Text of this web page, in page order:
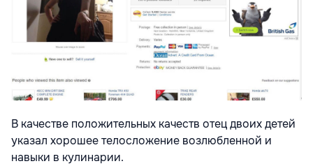
В качестве положительных качеств отец двоих детей
указал хорошее телосложение возлюбленной и
навыки в кулинарии.